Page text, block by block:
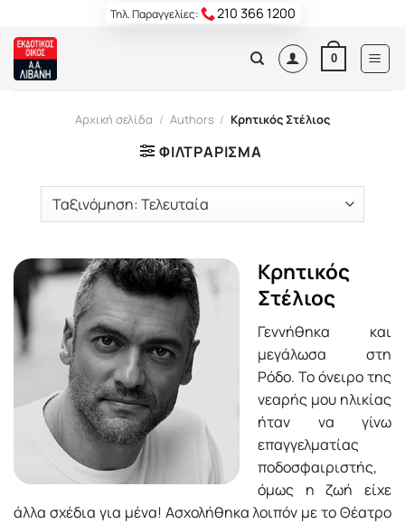
content
Τηλ. Παραγγελίες: 210 366 1200
0
Αρχική σελίδα / Authors / Κρητικός Στέλιος
ΦΙΛΤΡΆΡΙΣΜΑ
Κρητικός
Στέλιος
Γεννήθηκα και
μεγάλωσα στη
Ρόδο. Το όνειρο της
νεαρής μου ηλικίας
ήταν να γίνω
επαγγελματίας
ποδοσφαιριστής,
όμως η ζωή είχε
άλλα σχέδια για μένα! Ασχολήθηκα λοιπόν με το Θέατρο